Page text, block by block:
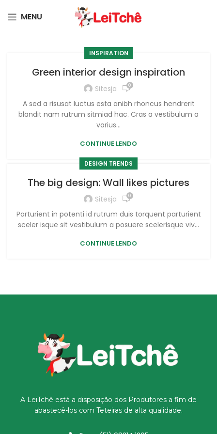
MENU
INSPIRATION
Green interior design inspiration
Sitesja 0
A sed a risusat luctus esta anibh rhoncus hendrerit
blandit nam rutrum sitmiad hac. Cras a vestibulum a
varius...
CONTINUE LENDO
DESIGN TRENDS
The big design: Wall likes pictures
Sitesja 0
Parturient in potenti id rutrum duis torquent parturient
sceler isque sit vestibulum a posuere scelerisque viv...
CONTINUE LENDO
A LeiTchê está a disposição dos Produtores a fim de
abastecê-los com Teteiras de alta qualidade.